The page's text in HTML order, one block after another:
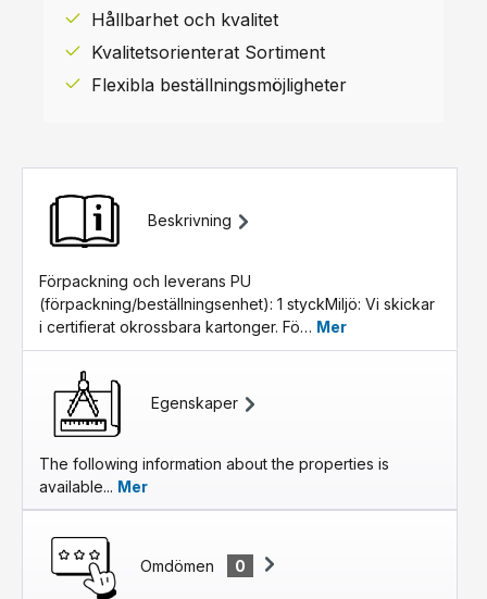
Hållbarhet och kvalitet
Kvalitetsorienterat Sortiment
Flexibla beställningsmöjligheter
Beskrivning
Förpackning och leverans PU
(förpackning/beställningsenhet): 1 styckMiljö: Vi skickar
i certifierat okrossbara kartonger. Fö… Mer
Egenskaper
The following information about the properties is
available... Mer
Omdömen 0